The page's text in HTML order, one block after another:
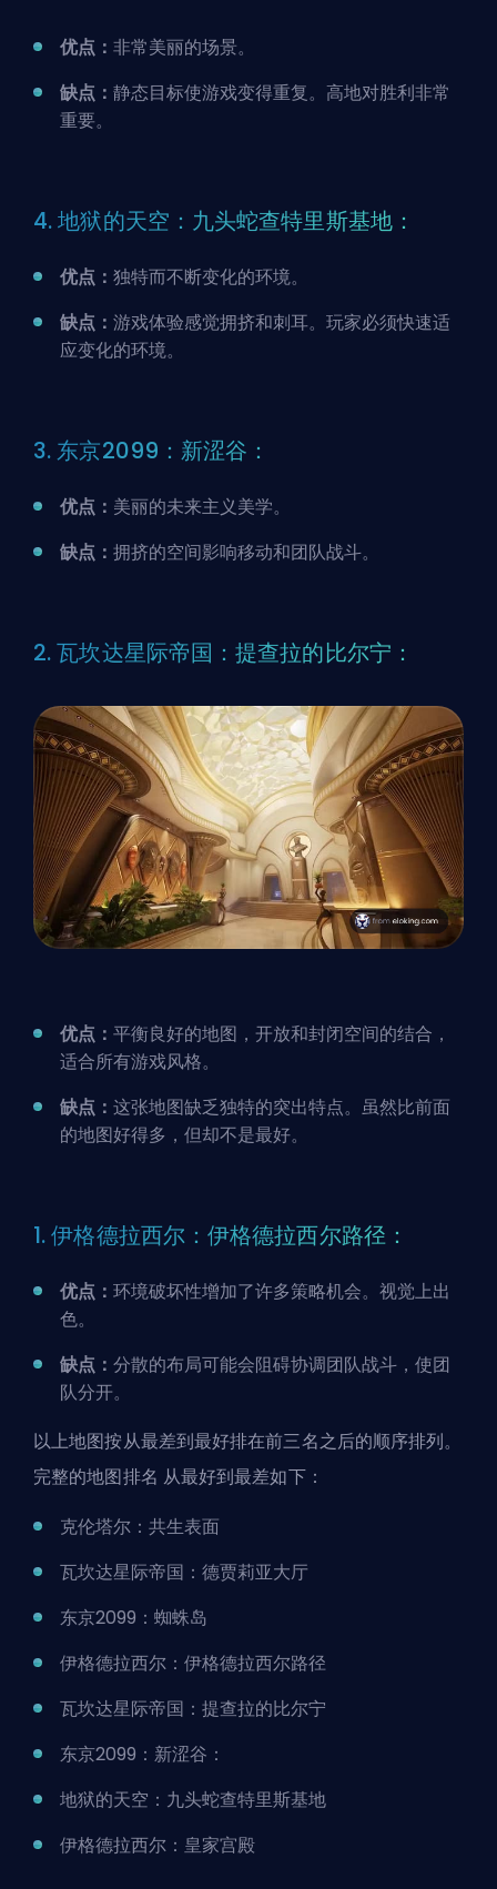
优点： 非常美丽的场景。
缺点： 静态目标使游戏变得重复。高地对胜利非常
重要。
4. 地狱的天空：九头蛇查特里斯基地：
优点： 独特而不断变化的环境。
缺点： 游戏体验感觉拥挤和刺耳。玩家必须快速适
应变化的环境。
3. 东京2099：新涩谷：
优点： 美丽的未来主义美学。
缺点： 拥挤的空间影响移动和团队战斗。
2. 瓦坎达星际帝国：提查拉的比尔宁：
优点： 平衡良好的地图，开放和封闭空间的结合，
适合所有游戏风格。
缺点： 这张地图缺乏独特的突出特点。虽然比前面
的地图好得多，但却不是最好。
1. 伊格德拉西尔：伊格德拉西尔路径：
优点： 环境破坏性增加了许多策略机会。视觉上出
色。
缺点： 分散的布局可能会阻碍协调团队战斗，使团
队分开。
以上地图按从最差到最好排在前三名之后的顺序排列。
完整的地图排名 从最好到最差如下：
克伦塔尔：共生表面
瓦坎达星际帝国：德贾莉亚大厅
东京2099：蜘蛛岛
伊格德拉西尔：伊格德拉西尔路径
瓦坎达星际帝国：提查拉的比尔宁
东京2099：新涩谷：
地狱的天空：九头蛇查特里斯基地
伊格德拉西尔：皇家宫殿